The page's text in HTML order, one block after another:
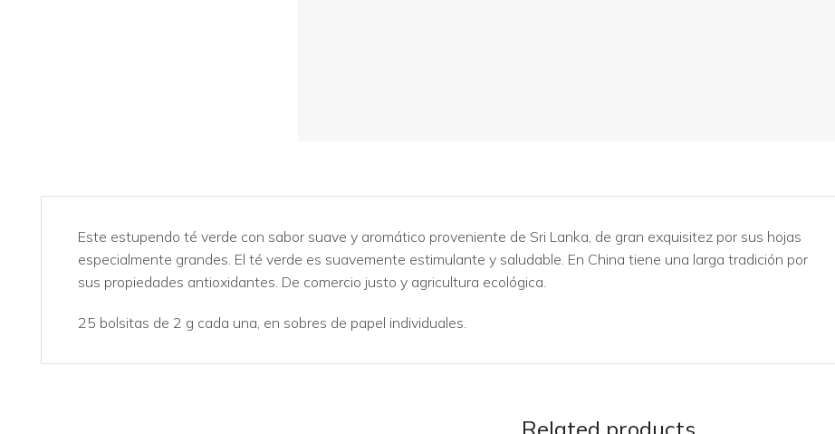
Este estupendo té verde con sabor suave y aromático proveniente de Sri Lanka, de gran exquisitez por sus hojas
especialmente grandes. El té verde es suavemente estimulante y saludable. En China tiene una larga tradición por
sus propiedades antioxidantes. De comercio justo y agricultura ecológica.
25 bolsitas de 2 g cada una, en sobres de papel individuales.